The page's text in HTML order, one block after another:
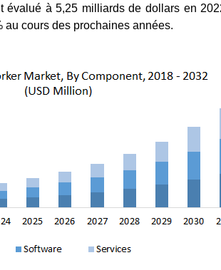
évalué à 5,25 milliards de dollars en
cours des prochaines années.